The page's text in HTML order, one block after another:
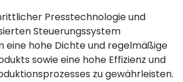
Presstechnologie und
Steuerungssystem
eine hohe Dichte und regelmäßige
sowie eine hohe Effizienz und
zu gewährleisten.